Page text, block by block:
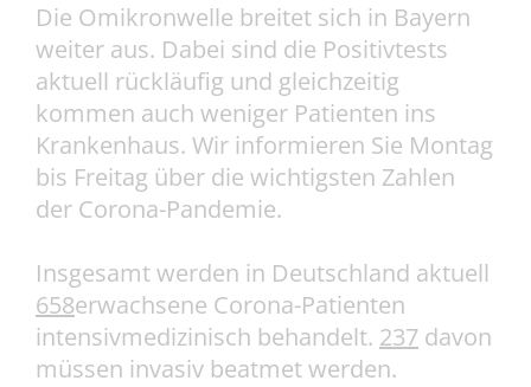
Die Omikronwelle breitet sich in Bayern
weiter aus. Dabei sind die Positivtests
aktuell rückläufig und gleichzeitig
kommen auch weniger Patienten ins
Krankenhaus. Wir informieren Sie Montag
bis Freitag über die wichtigsten Zahlen
der Corona-Pandemie.
Insgesamt werden in Deutschland aktuell
658erwachsene Corona-Patienten
intensivmedizinisch behandelt. 237 davon
müssen invasiv beatmet werden.